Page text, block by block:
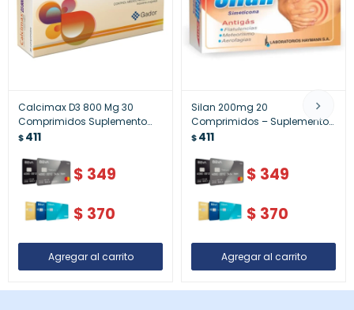
Calcimax D3 800 Mg 30
Comprimidos Suplemento
Calcio Y Vit D3
$411
$ 349
$ 370
Silan 200mg 20
Comprimidos – Suplemento
Natural de Apoyo
$411
$ 349
$ 370